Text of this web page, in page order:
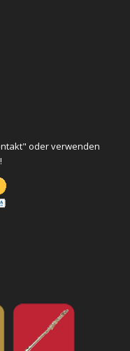
oder verwenden